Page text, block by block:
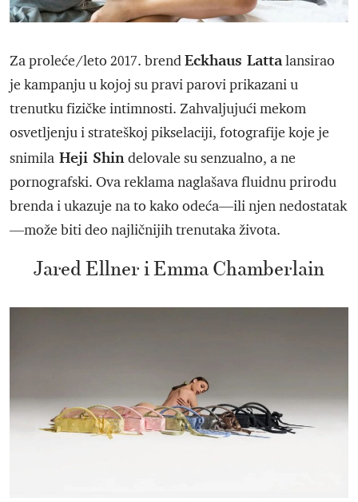
Za proleće/leto 2017. brendEckhaus Lattalansirao
je kampanju u kojoj su pravi parovi prikazani u
trenutku fizičke intimnosti. Zahvaljujući mekom
osvetljenju i strateškoj pikselaciji, fotografije koje je
snimila Heji Shindelovale su senzualno, a ne
pornografski. Ova reklama naglašava fluidnu prirodu
brenda i ukazuje na to kako odeća—ili njen nedostatak
—može biti deo najličnijih trenutaka života.
Jared Ellner i Emma Chamberlain